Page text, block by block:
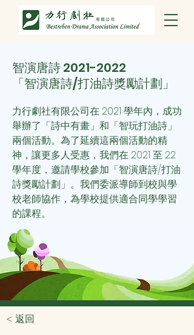
智演唐詩2021-2022
「智演唐詩/打油詩獎勵計劃」
力行劇社有限公司在 2021 學年內，成功
舉辦了「詩中有畫」和「智玩打油詩」
兩個活動。為了延續這兩個活動的精
神，讓更多人受惠，我們在 2021 至 22
學年度，邀請學校參加「智演唐詩/打油
詩獎勵計劃」。我們委派導師到校與學
校老師協作，為學校提供適合同學學習
的課程。
< 返回